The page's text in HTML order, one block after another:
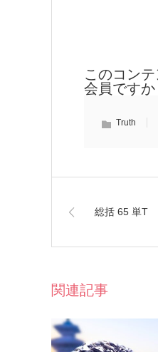
このコン
会員です
Truth
総括 65 単T
関連記事